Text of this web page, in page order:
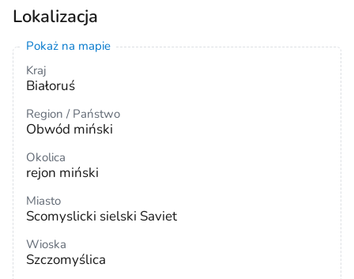
Lokalizacja
Pokaż na mapie
Kraj
Białoruś
Region / Państwo
Obwód miński
Okolica
rejon miński
Miasto
Scomyslicki sielski Saviet
Wioska
Szczomyślica